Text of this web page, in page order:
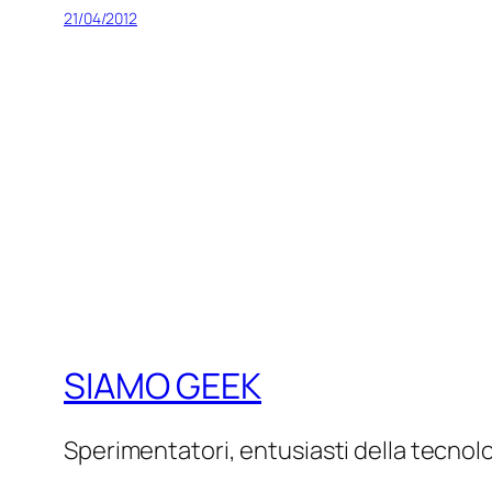
21/04/2012
SIAMO GEEK
Sperimentatori, entusiasti della